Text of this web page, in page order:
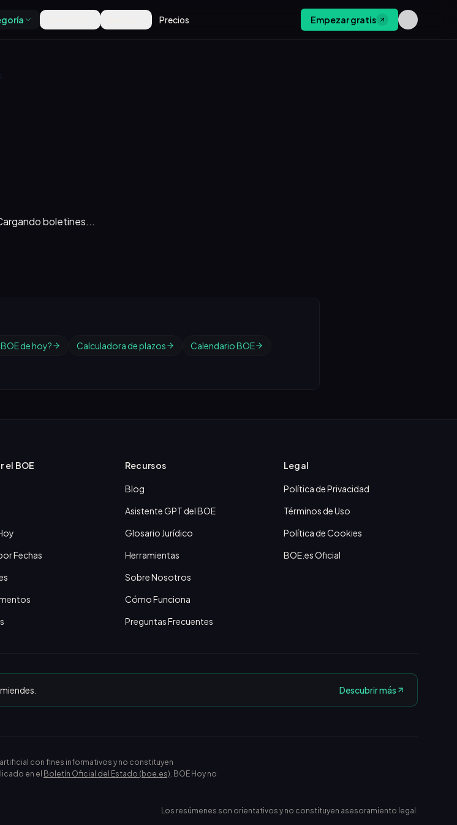
Precios Empezar gratis
boletines...
de hoy? Calculadora de plazos
Calendario BOE
el BOE
Fechas
Recursos
Blog
Asistente GPT del BOE
Glosario Jurídico
Herramientas
Sobre Nosotros
Cómo Funciona
Preguntas Frecuentes
Legal
Política de Privacidad
Términos de Uso
Política de Cookies
BOE.es Oficial
Descubrir más
con fines informativos y no constituyen
en el Boletín Oficial del Estado (boe.es). BOE Hoy no
Los resúmenes son orientativos y no constituyen asesoramiento legal.